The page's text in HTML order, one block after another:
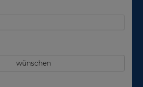
wünschen